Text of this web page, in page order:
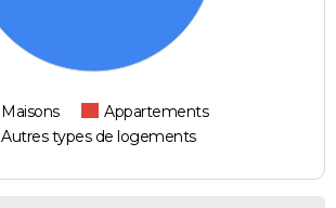
Maisons
Appartements
Autres types de logements